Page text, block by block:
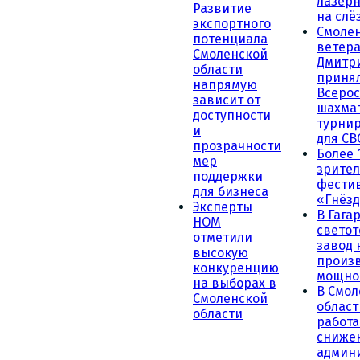
Развитие
экспортного
потенциала
Смоленской
области
напрямую
зависит от
доступности
и
прозрачности
мер
поддержки
для бизнеса
Эксперты
НОМ
отметили
высокую
конкуренцию
на выборах в
Смоленской
области
на
для
Более
В
завод
В